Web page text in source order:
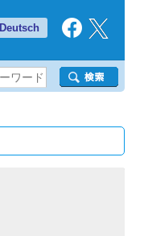
Deutsch